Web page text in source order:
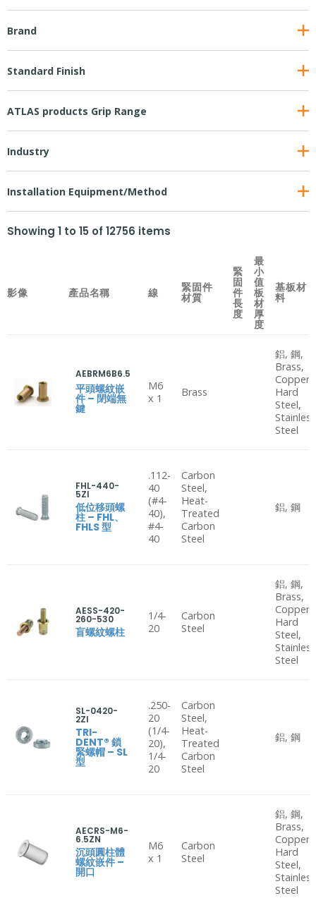
Brand
Standard Finish
ATLAS products Grip Range
Industry
Installation Equipment/Method
Showing 1 to 15 of 12756 items
影像 產品名稱 線 緊固件
材質
緊
固
件
長
度
最
小
值
板
材
厚
度
基板材
料
AEBRM6B6.5
平頭螺紋嵌
件 – 閉端無
鍵
M6
x 1
Brass
鋁, 鋼,
Brass,
Copper,
Hard
Steel,
Stainless
Steel
FHL-440-
5ZI
低位移頭螺
柱 – FHL、
FHLS 型
.112-
40
(#4-
40),
#4-
40
Carbon
Steel,
Heat-
Treated
Carbon
Steel
鋁, 鋼
AESS-420-
260-530
盲螺紋螺柱
1/4-
20
Carbon
Steel
鋁, 鋼,
Brass,
Copper,
Hard
Steel,
Stainless
Steel
SL-0420-
2ZI
TRI-
DENT® 鎖
緊螺帽 – SL
型
.250-
20
(1/4-
20),
1/4-
20
Carbon
Steel,
Heat-
Treated
Carbon
Steel
鋁, 鋼
AECRS-M6-
6.5ZN
沉頭圓柱體
螺紋嵌件 –
開口
M6
x 1
Carbon
Steel
鋁, 鋼,
Brass,
Copper,
Hard
Steel,
Stainless
Steel